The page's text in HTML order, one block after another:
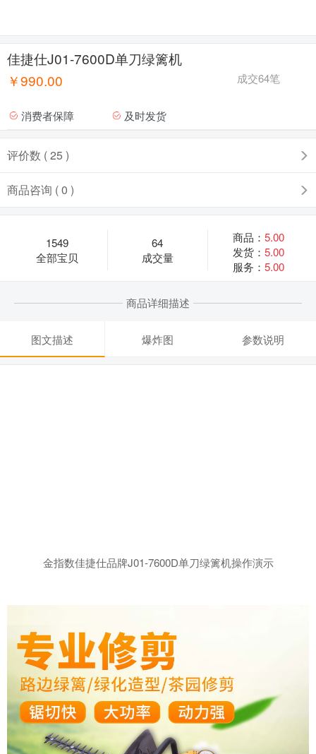
佳捷仕J01-7600D单刀绿篱机
￥990.00
成交64笔
消费者保障 及时发货
评价数 ( 25 )
商品咨询 ( 0 )
1549
全部宝贝
64
成交量
商品：5.00
发货：5.00
服务：5.00
商品详细描述
图文描述 爆炸图 参数说明
金指数佳捷仕品牌J01-7600D单刀绿篱机操作演示